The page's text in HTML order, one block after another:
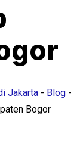
Jakarta - Blog -
Bogor